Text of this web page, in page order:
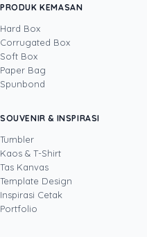
Anda.
pada pembuatan
media sosial dan
Di Uprint.id, ia
produk, dan
dunia percetakan, mulai
banner hingga
mengembangkan
semua penulis
PRODUK KEMASAN
Hard Box
Corrugated Box
Soft Box
Paper Bag
Spunbond
SOUVENIR & INSPIRASI
Tumbler
Kaos & T-Shirt
Tas Kanvas
Template Design
Inspirasi Cetak
Portfolio